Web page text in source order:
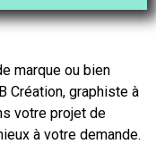
marque ou bien
Création, graphiste à
votre projet de
à votre demande.